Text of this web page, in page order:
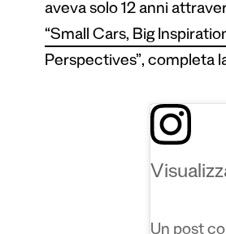
aveva solo 12 anni
“Small Cars, Big
Perspectives”, completa